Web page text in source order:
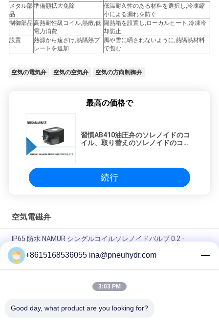
メタル部
品
準備額拡大免除
低温耐久性のある材料を選択し,冷凍縮
小による漏れを防ぐ
制御部品 高熱耐性級コイル,熱散,低
電力消費
隔熱箱を設置し,ローカルヒート,冷凍冷
却防止
設置
熱源から遠ざけ,熱隔熱プ
レートを追加
風や雪に晒されないように,熱隔熱材料
で包む
空気の電気弁 空気の空気弁 空気の方向制御弁
最高の価格で
習慣AB410油圧弁のソレノイドのコ
イル、取り替えのソレノイドのコイ
続行
空気電磁弁
IP65 防水 NAMUR シングルコイルソレノイドバルブ 0.2 -
1.0Mpa 60°C NBR PURシール
FV-L10 インライン 5方電磁弁 M7
DOOSの鉛-タイプ シリーズ電磁弁のコイルDC24V DC 29Wの脈
+8615168536055 ina@pneuhydr.com
3:03 PM
Good day, what product are you looking for?